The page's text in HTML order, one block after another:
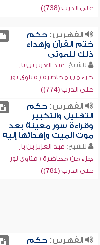
على الدرب (738))
الفهرس:حكم
ختم القرآن وإهداء
ذلك للموتى
للشيخ: عبد العزيز بن باز
جزء من محاضرة ( فتاوى نور
على الدرب (774))
الفهرس:حكم
التهليل والتكبير
وقراءة سور معينة بعد
موت الميت وإهدائها إليه
للشيخ: عبد العزيز بن باز
جزء من محاضرة ( فتاوى نور
على الدرب (781))
الفهرس:حكم